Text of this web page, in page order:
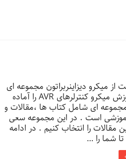
از میکرو دیزاینربراتون مجموعه ای
کامل از آموزش میکرو کنترلرهای AVR را آماده
ای شامل کتاب ها ،مقالات و
است . در این مجموعه سعی
مقالات را انتخاب کنیم . در ادامه
شما را …